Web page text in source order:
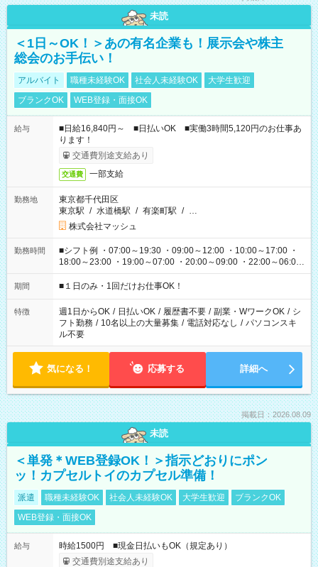
未読
＜1日～OK！＞あの有名企業も！展示会や株主
総会のお手伝い！
アルバイト 職種未経験OK 社会人未経験OK
大学生歓迎
ブランクOK
WEB登録・面接OK
給与
■日給16,840円～ ■日払いOK ■実働3時間5,120円のお仕事あ
ります！
交通費別途支給あり
交通費 一部支給
勤務地
東京都千代田区
東京駅 / 水道橋駅 / 有楽町駅 / …
株式会社マッシュ
勤務時間
■シフト例 ・07:00～19:30 ・09:00～12:00 ・10:00～17:00 ・
18:00～23:00 ・19:00～07:00 ・20:00～09:00 ・22:00～06:00
etc ★最短で3時間で5,120円のお仕事から 15時間で2万円近く稼
げるお仕事も！ ご希望のお時間に合わせてご紹介！ ※シフトは
ください！
期間 ■１日のみ・1回だけお仕事OK！
特徴 週1日からOK / 日払いOK / 履歴書不要 / 副業・WワークOK / シ
フト勤務 / 10名以上の大量募集 / 電話対応なし / パソコンスキ
ル不要
気になる！ 応募する 詳細へ
掲載日：2026.08.09
未読
＜単発＊WEB登録OK！＞指示どおりにポン
ッ！カプセルトイのカプセル準備！
派遣 職種未経験OK 社会人未経験OK 大学生歓迎
ブランクOK
WEB登録・面接OK
給与
時給1500円 ■現金日払いもOK（規定あり）
交通費別途支給あり